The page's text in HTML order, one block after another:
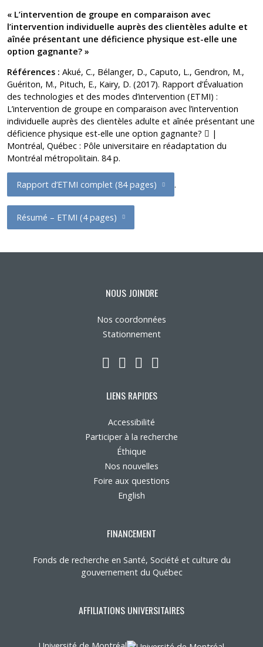
« L’intervention de groupe en comparaison avec
l’intervention individuelle auprès des clientèles adulte et
aînée présentant une déficience physique est-elle une
option gagnante? »
Références : Akué, C., Bélanger, D., Caputo, L., Gendron, M.,
Guériton, M., Pituch, E., Kairy, D. (2017). Rapport d’Évaluation
des technologies et des modes d’intervention (ETMI) :
L’intervention de groupe en comparaison avec l’intervention
individuelle auprès des clientèles adulte et aînée présentant une
déficience physique est-elle une option gagnante?
(pdf)
|
Montréal, Québec : Pôle universitaire en réadaptation du
Montréal métropolitain. 84 p.
Rapport d’ETMI complet (84 pages) .
Résumé – ETMI (4 pages)
NOUS JOINDRE
Nos coordonnées
Stationnement
LinkedIn
YouTube
Twitter
LIENS RAPIDES
Accessibilité
Participer à la recherche
Éthique
Nos nouvelles
Foire aux questions
English
FINANCEMENT
Fonds de recherche en Santé, Société et culture du
gouvernement du Québec
AFFILIATIONS UNIVERSITAIRES